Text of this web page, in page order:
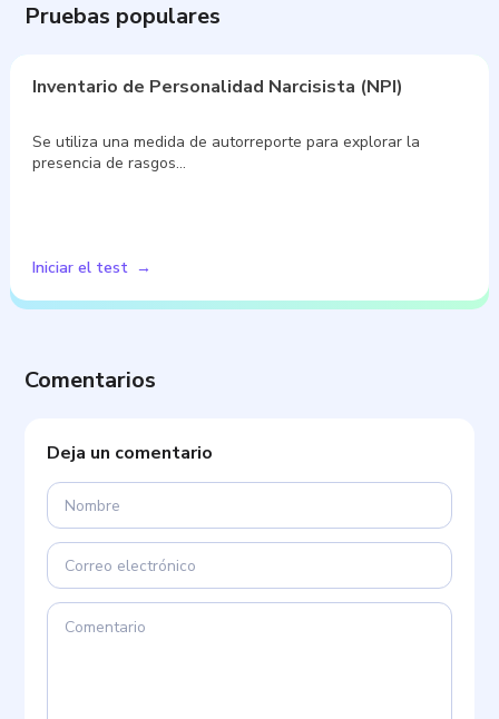
Pruebas populares
Inventario de Personalidad Narcisista (NPI)
Se utiliza una medida de autorreporte para explorar la
presencia de rasgos…
Iniciar el test
Comentarios
Deja un comentario